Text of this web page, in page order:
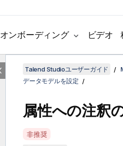
オンボーディング ビデオ
Talend Studioユーザーガイド
データモデルを設定
属性への注釈
A非推奨